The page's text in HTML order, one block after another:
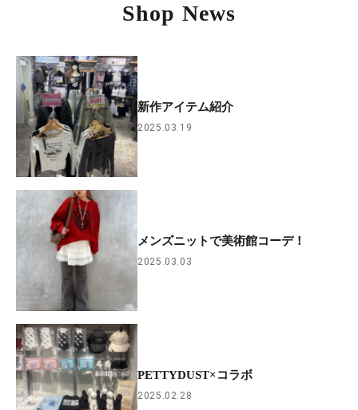
Shop News
新作アイテム紹介
2025.03.19
メンズニットで美術館コーデ！
2025.03.03
PETTYDUST×コラボ
2025.02.28